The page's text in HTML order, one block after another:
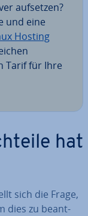
aufsetzen?
und eine
Hosting
Tarif für Ihre
hat
sich die Frage,
dies zu be­ant­